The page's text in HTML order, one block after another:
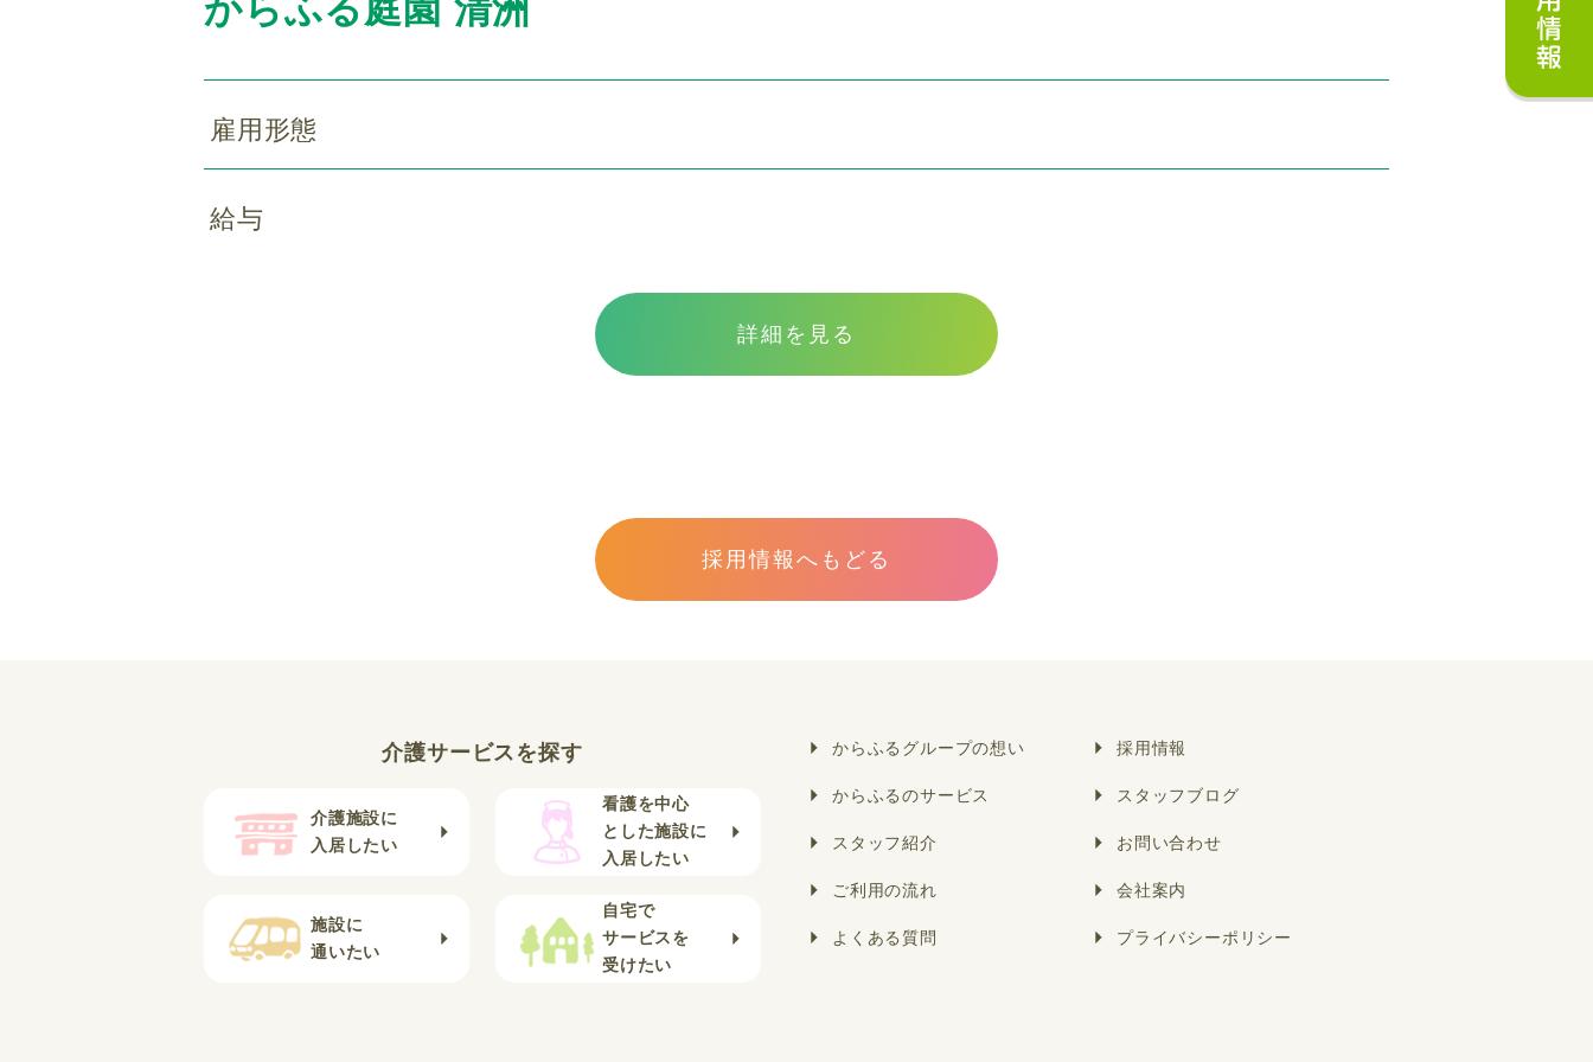
からふる庭園 清洲
雇用形態
給与
詳細を見る
採用情報へもどる
介護サービスを探す
介護施設に
入居したい
看護を中心
とした施設に
入居したい
施設に
通いたい
自宅で
サービスを
受けたい
からふるグループの想い
からふるのサービス
スタッフ紹介
ご利用の流れ
よくある質問
採用情報
スタッフブログ
お問い合わせ
会社案内
プライバシーポリシー